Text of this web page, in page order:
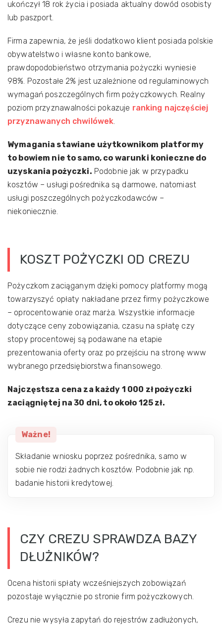
ukończył 18 rok życia i posiada aktualny dowód osobisty
lub paszport.
Firma zapewnia, że jeśli dodatkowo klient posiada polskie
obywatelstwo i własne konto bankowe,
prawdopodobieństwo otrzymania pożyczki wyniesie
98%. Pozostałe 2% jest uzależnione od regulaminowych
wymagań poszczególnych firm pożyczkowych. Realny
poziom przyznawalności pokazuje ranking najczęściej
przyznawanych chwilówek.
Wymagania stawiane użytkownikom platformy
to bowiem nie to samo, co warunki konieczne do
uzyskania pożyczki. Podobnie jak w przypadku
kosztów – usługi pośrednika są darmowe, natomiast
usługi poszczególnych pożyczkodawców –
niekoniecznie.
KOSZT POŻYCZKI OD CREZU
Pożyczkom zaciąganym dzięki pomocy platformy mogą
towarzyszyć opłaty nakładane przez firmy pożyczkowe
– oprocentowanie oraz marża. Wszystkie informacje
dotyczące ceny zobowiązania, czasu na spłatę czy
stopy procentowej są podawane na etapie
prezentowania oferty oraz po przejściu na stronę www
wybranego przedsiębiorstwa finansowego.
Najczęstsza cena za każdy 1 000 zł pożyczki
zaciągniętej na 30 dni, to około 125 zł.
Ważne!
Składanie wniosku poprzez pośrednika, samo w
sobie nie rodzi żadnych kosztów. Podobnie jak np.
badanie historii kredytowej.
CZY CREZU SPRAWDZA BAZY
DŁUŻNIKÓW?
Ocena historii spłaty wcześniejszych zobowiązań
pozostaje wyłącznie po stronie firm pożyczkowych.
Crezu nie wysyła zapytań do rejestrów zadłużonych,